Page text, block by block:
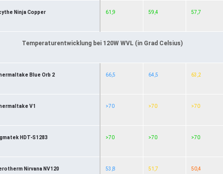
Ninja Copper 61,9 59,4 57,7
Temperaturentwicklung bei 120W WVL (in Grad Celsius)
Blue Orb 2 66,5 64,5 63,2
V1 >70 >70 >70
HDT-S1283 >70 >70 >70
Nirvana NV120 53,8 51,7 50,4